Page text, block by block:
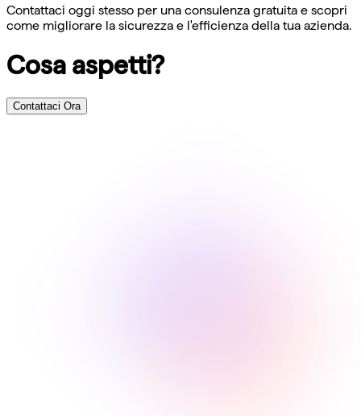
Contattaci oggi stesso per una consulenza gratuita e scopri
come migliorare la sicurezza e l'efficienza della tua azienda.
Cosa aspetti?
Contattaci Ora